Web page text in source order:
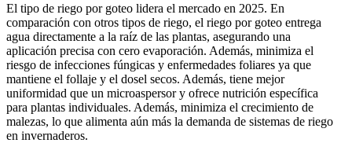
El tipo de riego por goteo lidera el mercado en 2025. En
comparación con otros tipos de riego, el riego por goteo entrega
agua directamente a la raíz de las plantas, asegurando una
aplicación precisa con cero evaporación. Además, minimiza el
riesgo de infecciones fúngicas y enfermedades foliares ya que
mantiene el follaje y el dosel secos. Además, tiene mejor
uniformidad que un microaspersor y ofrece nutrición específica
para plantas individuales. Además, minimiza el crecimiento de
malezas, lo que alimenta aún más la demanda de sistemas de riego
en invernaderos.